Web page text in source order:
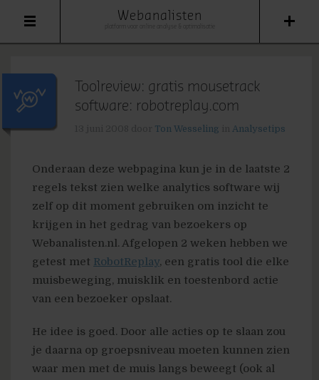
Webanalisten
Toolreview: gratis mousetrack
software: robotreplay.com
Ton Wesseling Analysetips
Onderaan deze webpagina kun je in de laatste 2
regels tekst zien welke analytics software wij
zelf op dit moment gebruiken om inzicht te
krijgen in het gedrag van bezoekers op
Webanalisten.nl. Afgelopen 2 weken hebben we
getest met RobotReplay, een gratis tool die elke
muisbeweging, muisklik en toestenbord actie
van een bezoeker opslaat.
He idee is goed. Door alle acties op te slaan zou
je daarna op groepsniveau moeten kunnen zien
waar men met de muis langs beweegt (ook al